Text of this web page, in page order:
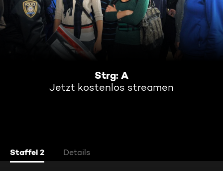
Strg: A
Jetzt kostenlos streamen
Staffel 2 Details